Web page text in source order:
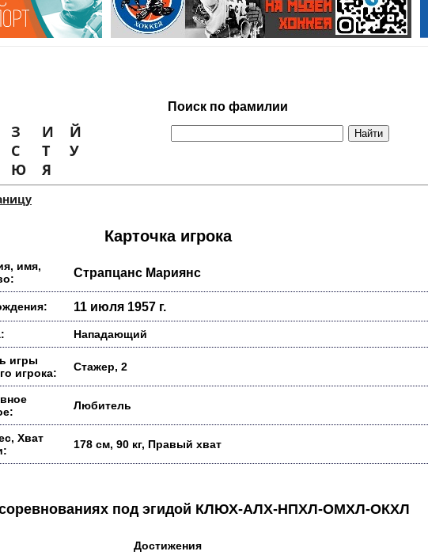
Поиск по фамилии
З И
Й
С Т
У
Ю Я
Карточка игрока
имя,
Страпцанс Мариянс
11 июля 1957 г.
Нападающий
игры
игрока:
Стажер, 2
Любитель
Хват
178 см, 90 кг, Правый хват
соревнованиях под эгидой КЛЮХ-АЛХ-НПХЛ-ОМХЛ-ОКХЛ
Достижения